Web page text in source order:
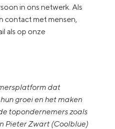
in ons netwerk. Als
contact met mensen,
als op onze
dat
groei en het maken
topondernemers zoals
Pieter Zwart (Coolblue)